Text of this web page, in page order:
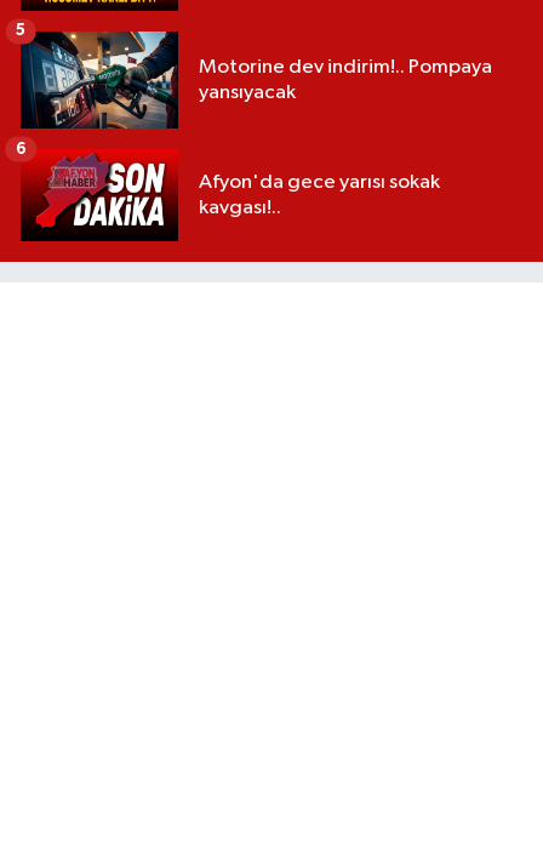
Motorine dev indirim!.. Pompaya
yansıyacak
5
Afyon'da gece yarısı sokak
kavgası!..
6